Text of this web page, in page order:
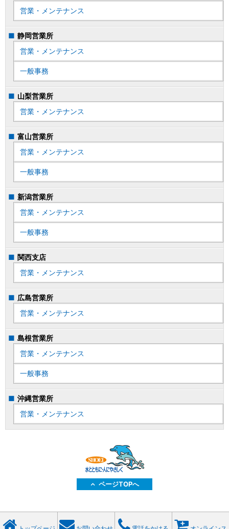
営業・メンテナンス
静岡営業所
営業・メンテナンス
一般事務
山梨営業所
営業・メンテナンス
富山営業所
営業・メンテナンス
一般事務
新潟営業所
営業・メンテナンス
一般事務
関西支店
営業・メンテナンス
広島営業所
営業・メンテナンス
島根営業所
営業・メンテナンス
一般事務
沖縄営業所
営業・メンテナンス
ページTOPへ